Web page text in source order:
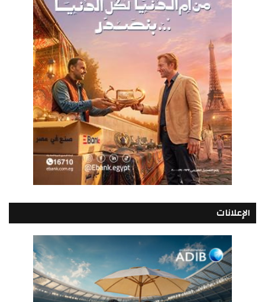
الإعلانات